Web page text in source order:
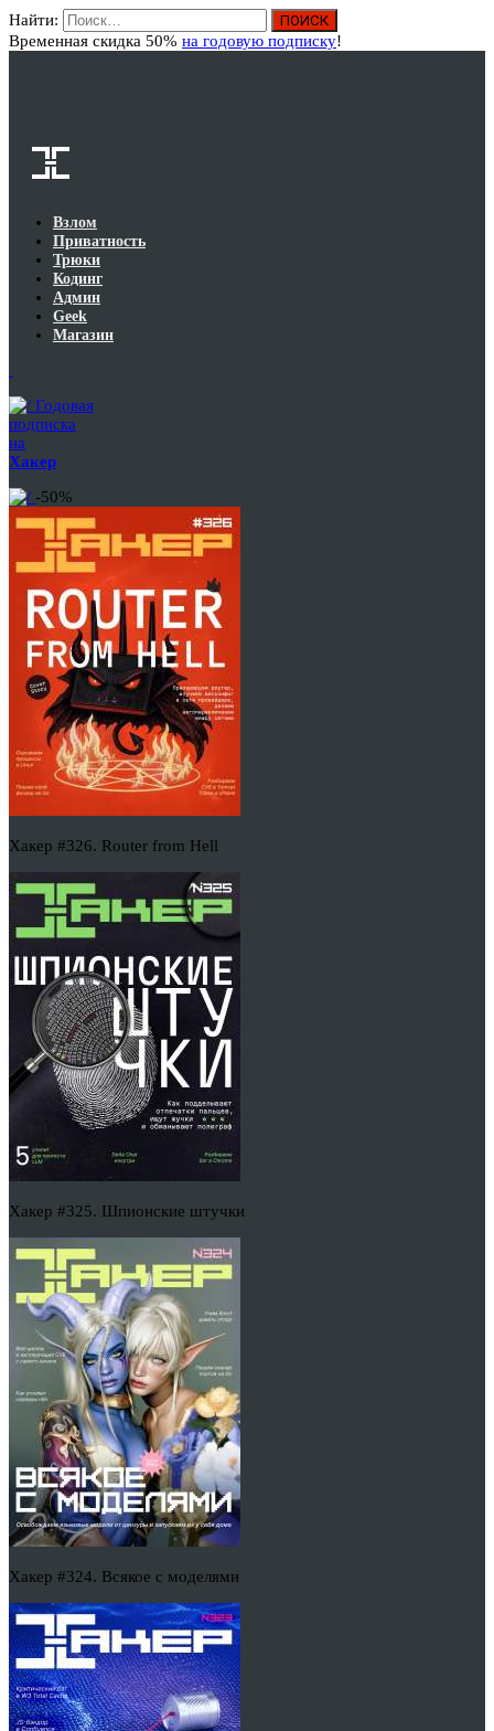
Найти:
Временная скидка 50% на годовую подписку!
Взлом
Приватность
Трюки
Кодинг
Админ
Geek
Магазин
Годовая
подписка
на
Хакер
-50%
Хакер #326. Router from Hell
Хакер #325. Шпионские штучки
Хакер #324. Всякое с моделями